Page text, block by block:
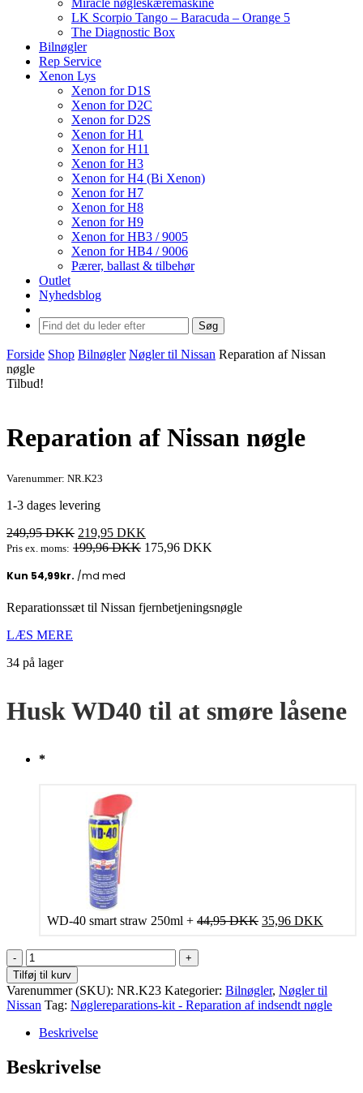
Miracle nøgleskæremaskine
LK Scorpio Tango – Baracuda – Orange 5
The Diagnostic Box
Bilnøgler
Rep Service
Xenon Lys
Xenon for D1S
Xenon for D2C
Xenon for D2S
Xenon for H1
Xenon for H11
Xenon for H3
Xenon for H4 (Bi Xenon)
Xenon for H7
Xenon for H8
Xenon for H9
Xenon for HB3 / 9005
Xenon for HB4 / 9006
Pærer, ballast & tilbehør
Outlet
Nyhedsblog
Søg
Forside Shop Bilnøgler Nøgler til Nissan Reparation af Nissan
nøgle
Tilbud!
Reparation af Nissan nøgle
Varenummer: NR.K23
1-3 dages levering
249,95DKK Den
oprindelige
var:
219,95 DKK
aktuelle
Pris ex. moms: 199,96DKK 175,96 DKK
Reparationssæt til Nissan fjernbetjeningsnøgle
LÆS MERE
34 på lager
Husk WD40 til at smøre låsene
*
WD-40 smart straw 250ml + 44,95DKK Den
35,96 DKK
Reparation
af
Nissan
nøgle
antal
Tilføj til kurv
Varenummer (SKU): NR.K23 Kategorier: Bilnøgler, Nøgler til
Nissan Tag: Nøglereparations‑kit - Reparation af indsendt nøgle
Beskrivelse
Beskrivelse